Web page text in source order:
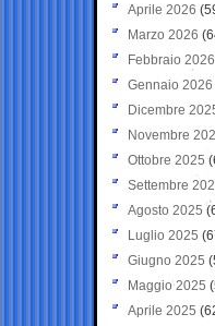
Aprile 2026
Marzo 2026
Febbraio 2026
Gennaio 2026
Dicembre
Novembre
Ottobre 2025
Settembre
Agosto 2025
Luglio 2025
Giugno 2025
Maggio 2025
Aprile 2025